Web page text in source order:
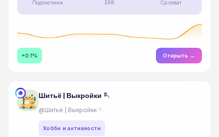
Подписчики ERR Ср.охват
+0.1% Открыть →
Шитьё | Выкройки 🪡
@Шитьё | Выкройки 🪡
Хобби и активности